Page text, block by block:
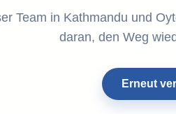
Team in Kathmandu und
daran, den Weg
Erneut